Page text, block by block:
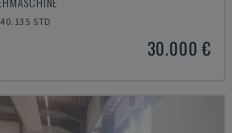
40.135 STD
30.000 €